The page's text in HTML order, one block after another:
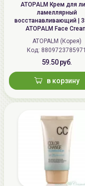
ATOPALM Крем для
ламеллярный
восстанавливающий |
ATOPALM Face
ATOPALM (Корея)
Код: 8809723785971
59.50 руб.
в корзину